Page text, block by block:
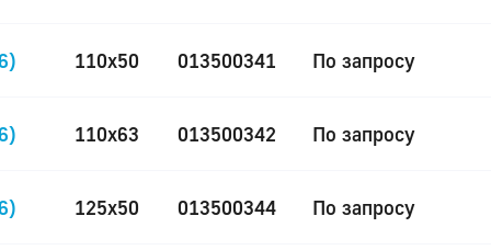
110x50 013500341 По запросу
110x63 013500342 По запросу
125x50 013500344 По запросу